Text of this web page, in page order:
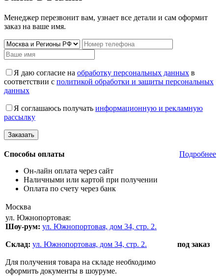
Менеджер перезвонит вам, узнает все детали и сам оформит
заказ на ваше имя.
Я даю согласие на обработку персональных данных в
соответствии с политикой обработки и защиты персональных
данных
Я соглашаюсь получать информационную и рекламную
рассылку
Способы оплаты
Подробнее
Он-лайн оплата через сайт
Наличными или картой при получении
Оплата по счету через банк
Москва
ул. Южнопортовая:
Шоу-рум: ул. Южнопортовая, дом 34, стр. 2.
Склад: ул. Южнопортовая, дом 34, стр. 2.
Для получения товара на складе необходимо
оформить документы в шоуруме.
под заказ